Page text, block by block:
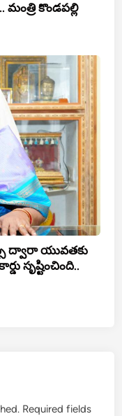
కొండపల్లి
ద్వారా యువతకు
సృష్టించింది..
Required fields